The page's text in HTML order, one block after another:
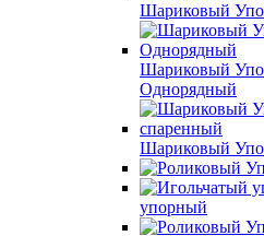
Шариковый
Шариковый
Однорядный
Шариковый
упорный